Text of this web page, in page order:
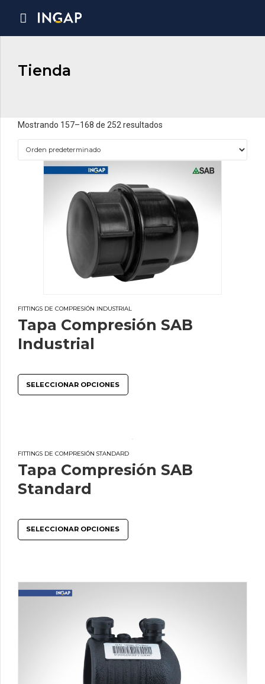
Tienda
Mostrando 157–168 de 252 resultados
FITTINGS DE COMPRESIÓN INDUSTRIAL
Tapa Compresión SAB
Industrial
SELECCIONAR OPCIONES
FITTINGS DE COMPRESIÓN STANDARD
Tapa Compresión SAB
Standard
SELECCIONAR OPCIONES